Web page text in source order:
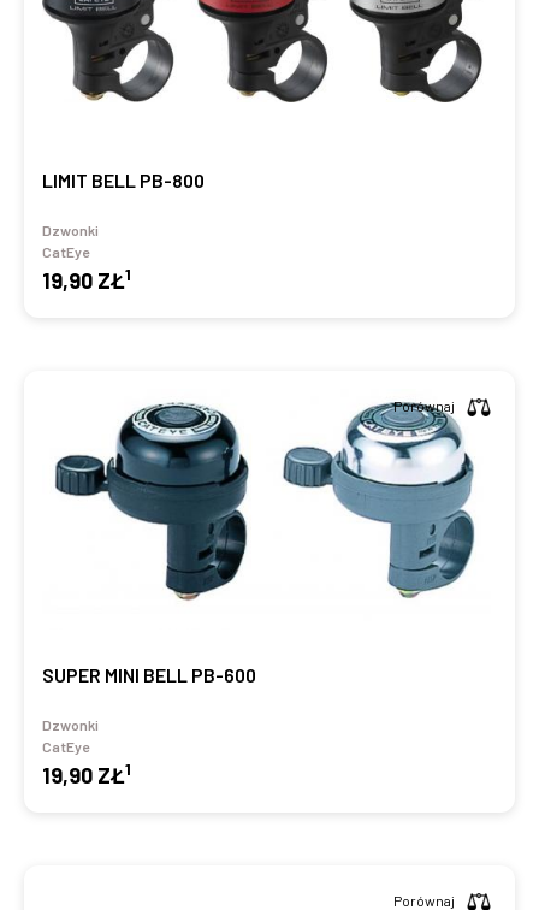
LIMIT BELL PB-800
Dzwonki
CatEye
19,90 ZŁ1
SUPER MINI BELL PB-600
Dzwonki
CatEye
19,90 ZŁ1
Porównaj
Porównaj